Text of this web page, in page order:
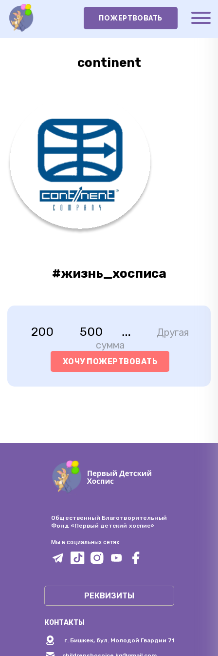
ПОЖЕРТВОВАТЬ
continent
#жизнь_хосписа
200 500
Другая
сумма
ХОЧУ ПОЖЕРТВОВАТЬ
Общественный Благотворительный
Фонд «Первый детский хоспис»
Мы в социальных сетях:
РЕКВИЗИТЫ
КОНТАКТЫ
г. Бишкек, бул. Молодой Гвардии 71